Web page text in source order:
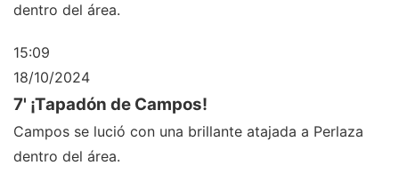
dentro del área.
15:09
18/10/2024
7' ¡Tapadón de Campos!
Campos se lució con una brillante atajada a Perlaza
dentro del área.